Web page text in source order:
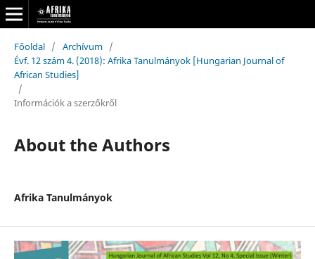
Főoldal / Archívum /
Évf. 12 szám 4. (2018): Afrika Tanulmányok [Hungarian Journal of
African Studies]
/
Információk a szerzőkről
About the Authors
Afrika Tanulmányok